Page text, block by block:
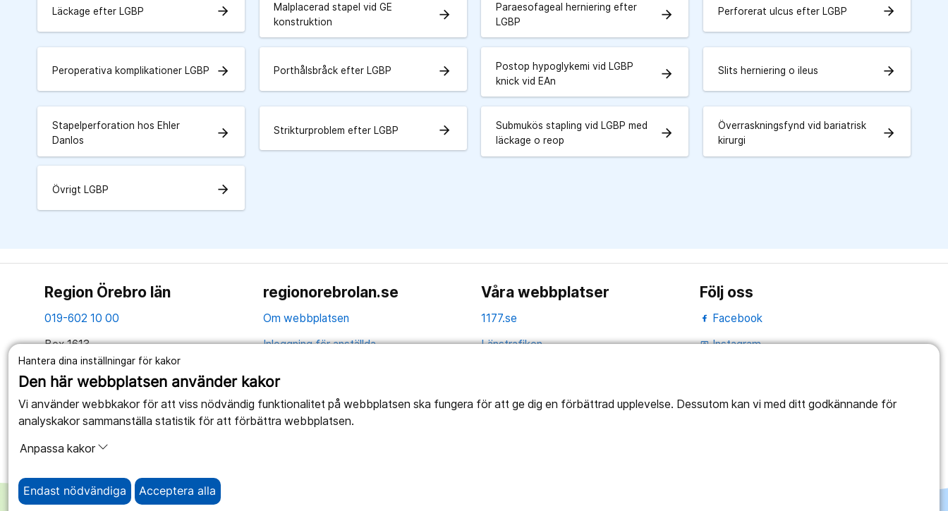
Hantera dina inställningar för kakor
Den här webbplatsen använder kakor
Vi använder webbkakor för att viss nödvändig funktionalitet på webbplatsen ska fungera för att ge dig en förbättrad upplevelse. Dessutom kan vi med ditt godkännande för
analyskakor sammanställa statistik för att förbättra webbplatsen.
Anpassa kakor
Endast nödvändiga Acceptera alla
Läckage efter LGBP arrow_forward
Malplacerad stapel vid GE
konstruktion
arrow_forward
Paraesofageal herniering efter
LGBP
arrow_forward Perforerat ulcus efter LGBP arrow_forward
Peroperativa komplikationer LGBP arrow_forward Porthålsbråck efter LGBP arrow_forward
Postop hypoglykemi vid LGBP
knick vid EAn
arrow_forward Slits herniering o ileus arrow_forward
Stapelperforation hos Ehler
Danlos
arrow_forward Strikturproblem efter LGBP arrow_forward
Submukös stapling vid LGBP med
läckage o reop
arrow_forward
Överraskningsfynd vid bariatrisk
kirurgi
arrow_forward
Övrigt LGBP arrow_forward
Region Örebro län
019-602 10 00
Box 1613
701 16 Örebro
Tillsammans skapar vi ett bättre liv
regionorebrolan.se
Om webbplatsen
Inloggning för anställda
Webbplatsens tillgänglighet
Våra webbplatser
1177.se
Länstrafiken
Följ oss
Facebook
portraitInstagram